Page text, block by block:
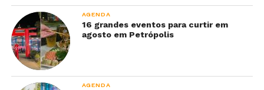
AGENDA
16 grandes eventos para curtir em
agosto em Petrópolis
AGENDA